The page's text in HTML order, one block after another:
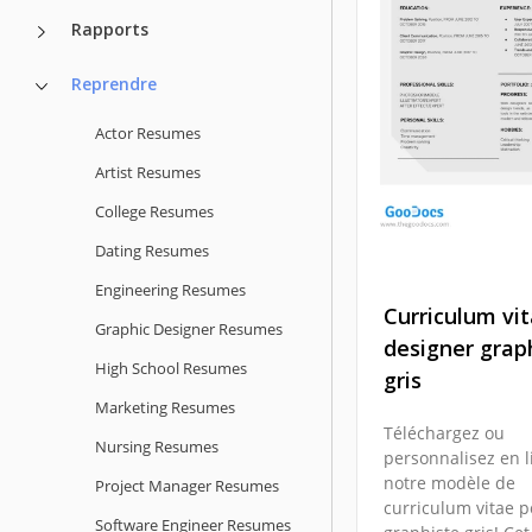
Rapports
Reprendre
Actor Resumes
Artist Resumes
College Resumes
Dating Resumes
Engineering Resumes
Graphic Designer Resumes
High School Resumes
Marketing Resumes
Nursing Resumes
Project Manager Resumes
Software Engineer Resumes
dans Google
jeunes
d'emploi!
Google Docs
Curriculum
designer
gris
Téléchargez ou
personnalisez en
notre modèle de
curriculum vitae